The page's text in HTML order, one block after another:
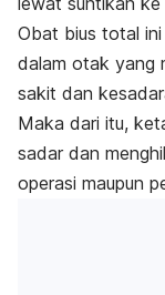
Obat bius total
dalam otak yang
sakit dan
Maka dari itu,
sadar dan
operasi maupun